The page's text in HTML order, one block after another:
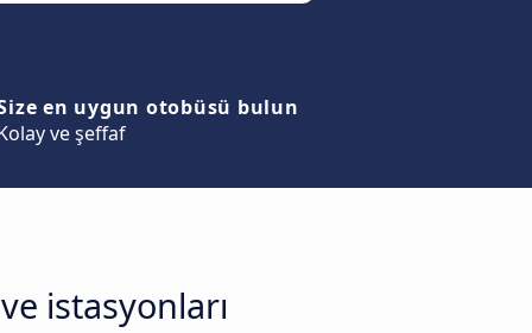
en uygun otobüsü bulun
ve şeffaf
istasyonları